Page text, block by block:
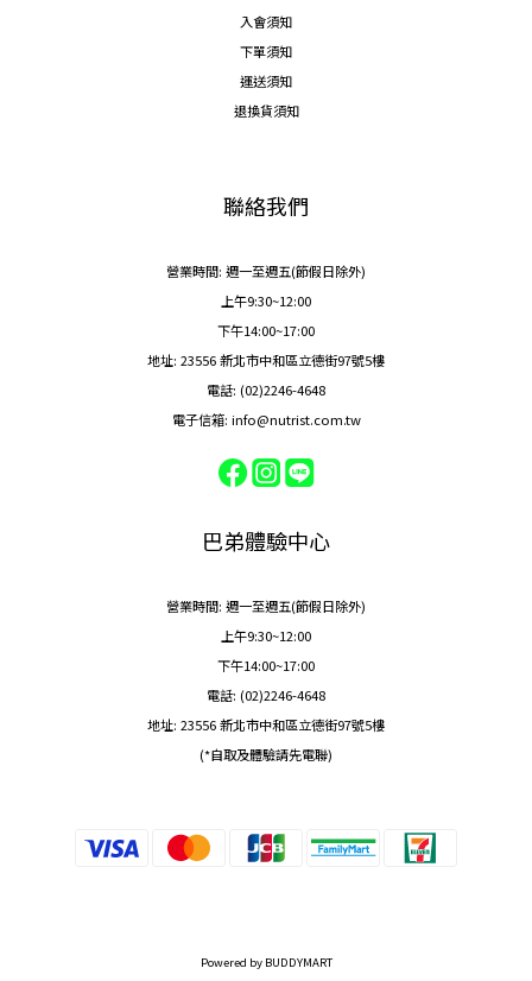
入會須知
下單須知
運送須知
退換貨須知
聯絡我們
營業時間: 週一至週五(節假日除外)
上午9:30~12:00
下午14:00~17:00
地址: 23556 新北市中和區立德街97號5樓
電話: (02)2246-4648
電子信箱: info@nutrist.com.tw
巴弟體驗中心
營業時間: 週一至週五(節假日除外)
上午9:30~12:00
下午14:00~17:00
電話: (02)2246-4648
地址: 23556 新北市中和區立德街97號5樓
(*自取及體驗請先電聯)
Powered by BUDDYMART